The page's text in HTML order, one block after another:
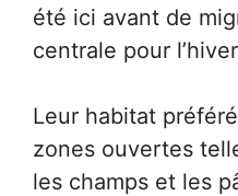
été ici avant de
centrale pour
Leur habitat
zones ouvertes
les champs et les